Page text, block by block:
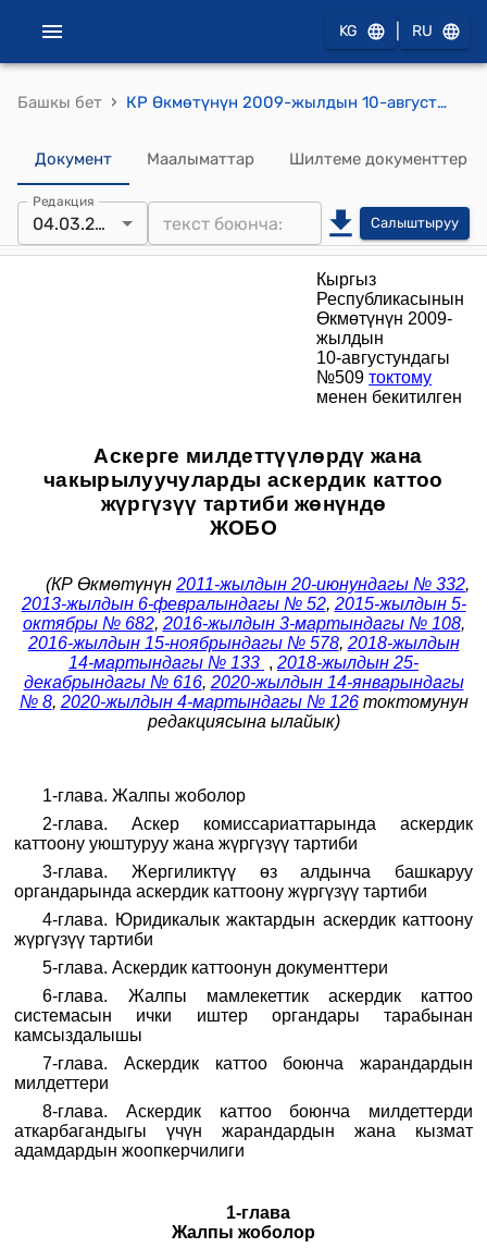
KG RU
Башкы бет › КР Өкмөтүнүн 2009-жылдын 10-августундагы №509 "Аскерге милдеттүүлөрдү жана чакырылуучуларды аскердик каттоо жүргүзүү тартиби жөнүндө" жобо
Документ Маалыматтар Шилтеме документтер
Редакция
04.03.2020 Салыштыруу